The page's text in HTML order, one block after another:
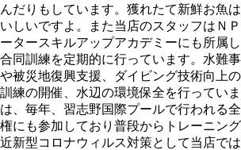
だりもしています。獲れたて新鮮お魚は
しいですよ。また当店のスタッフはＮＰ
タースキルアップアカデミーにも所属し
同訓練を定期的に行っています。水難事
被災地復興支援、ダイビング技術向上の
練の開催、水辺の環境保全を行っていま
、毎年、習志野国際プールで行われる全
にも参加しており普段からトレーニング
新型コロナウィルス対策として当店では